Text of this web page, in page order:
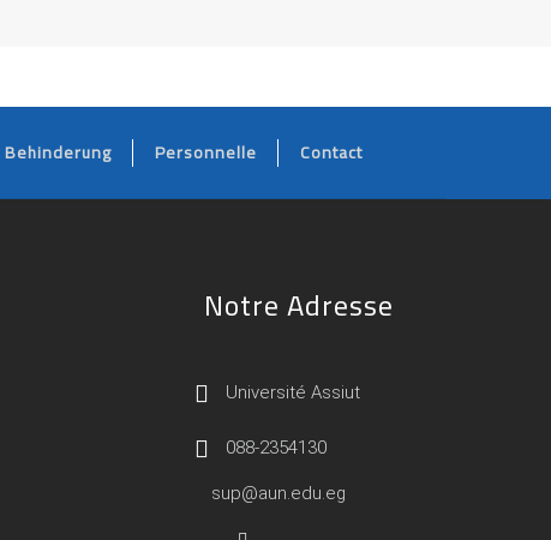
Personnelle Contact
Notre Adresse
Université Assiut
088-2354130
sup@aun.edu.eg